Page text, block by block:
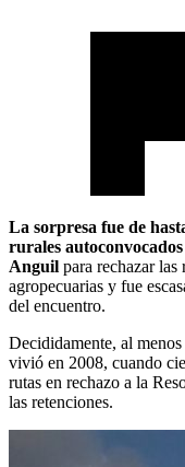
La sorpresa fue de
rurales autoconvocados
Anguil para rechazar las
agropecuarias y fue
del encuentro.
Decididamente, al
vivió en 2008, cuando
rutas en rechazo a la
las retenciones.